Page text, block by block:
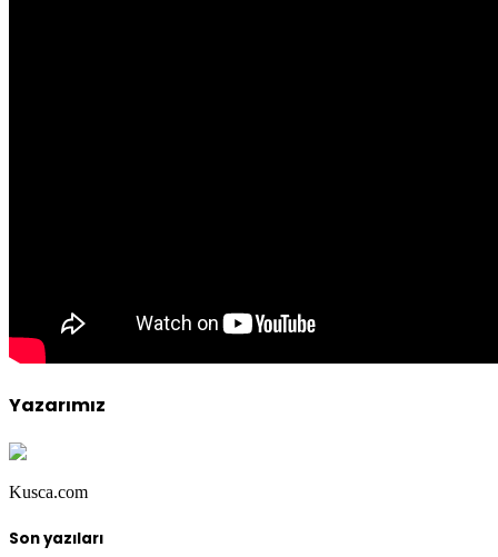
Yazarımız
Kusca.com
Son yazıları